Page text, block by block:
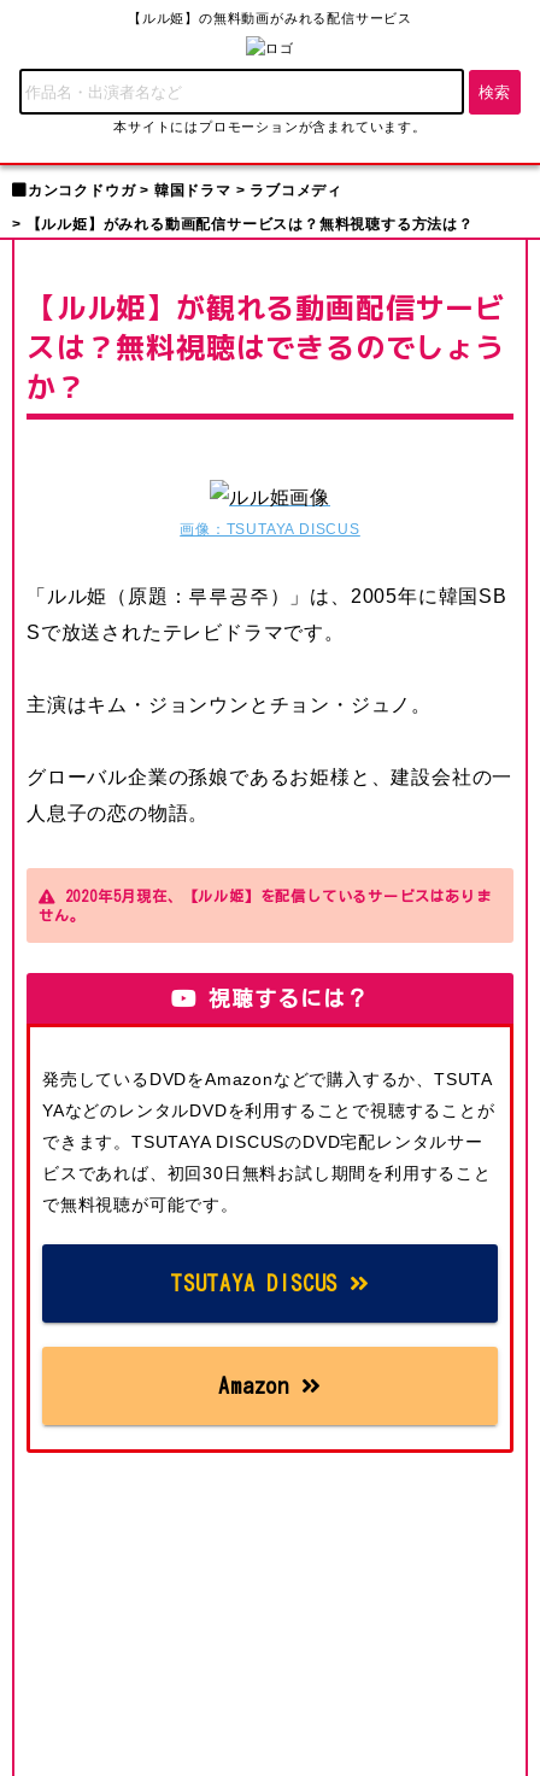
【ルル姫】の無料動画がみれる配信サービス
本サイトにはプロモーションが含まれています。
カンコクドウガ 韓国ドラマ
ラブコメディ
【ルル姫】がみれる動画配信サービスは？無料視聴する方法は？
【ルル姫】が観れる動画配信サービ
スは？無料視聴はできるのでしょう
か？
画像：TSUTAYA DISCUS
「ルル姫（原題：루루공주）」は、2005年に韓国SB
Sで放送されたテレビドラマです。
主演はキム・ジョンウンとチョン・ジュノ。
グローバル企業の孫娘であるお姫様と、建設会社の一
人息子の恋の物語。
2020年5月現在、【ルル姫】を配信しているサービスはありま
せん。
視聴するには？
発売しているDVDをAmazonなどで購入するか、TSUTA
YAなどのレンタルDVDを利用することで視聴することが
できます。TSUTAYA DISCUSのDVD宅配レンタルサー
ビスであれば、初回30日無料お試し期間を利用すること
で無料視聴が可能です。
TSUTAYA DISCUS
Amazon